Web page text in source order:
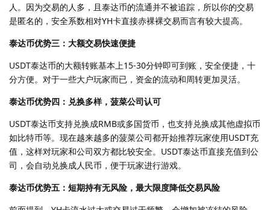
人。因为交易的人多，且泰达币的流通并不被追踪，所以你的交易
是匿名的，安全系数相对YH卡直接赤裸裸交易而言有较大提高。
泰达币优势三：大额交易快速便捷
USDT泰达币的大额转账基本上15-30分钟即可到账，安全便捷，十
分方便。对于一些大户玩家而已，资金的流动和周转更加灵活。
泰达币优势四：兑换多样，菠菜公司认可
USDT泰达币支持兑换成RMB或多国货币，也支持兑换成其他虚拟币
如比特币等。现在越来越多的菠菜公司都开始推荐玩家使用USDT充
值，这样对玩家和公司双方都比较安全。USDT泰达币直接充值到公
司，会自动兑换成人民币，便于玩家进行游戏。
泰达币优势五：短期持有无风险，最大限度降低交易风险